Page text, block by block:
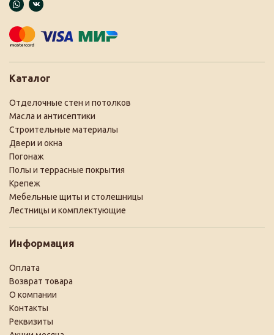
Каталог
Отделочные стен и потолков
Масла и антисептики
Строительные материалы
Двери и окна
Погонаж
Полы и террасные покрытия
Крепеж
Мебельные щиты и столешницы
Лестницы и комплектующие
Информация
Оплата
Возврат товара
О компании
Контакты
Реквизиты